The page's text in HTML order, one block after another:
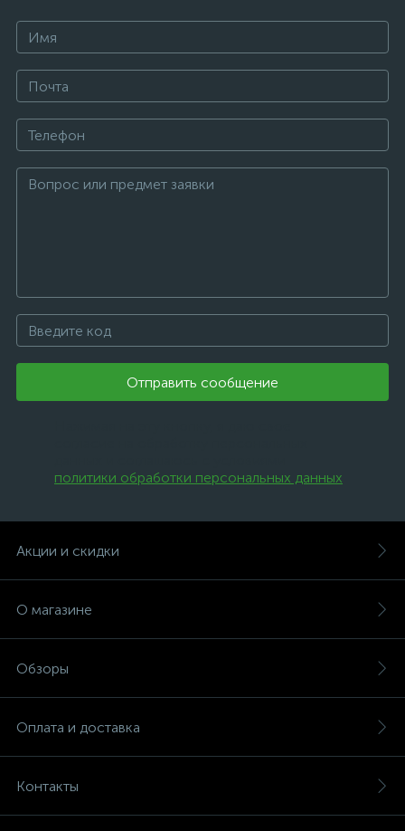
Отправить сообщение
политики обработки персональных данных
Акции и скидки
О магазине
Обзоры
Оплата и доставка
Контакты